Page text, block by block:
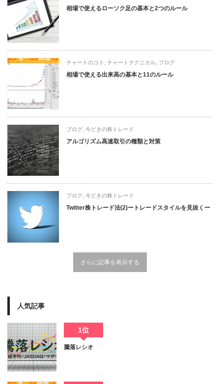
相場で使えるローソク足の基本と2つのルール
チャートのコト チャートテクニカル, ブログ
相場で使える出来高の基本と11のルール
ブログ, 今どきの株トレード
アルゴリズム高速取引の種類と対策
ブログ, 今どきの株トレード
Twitter株トレード法(2)ートレードスタイルを見抜くー
さらに記事を表示する
人気記事
1位
騰落レシオ